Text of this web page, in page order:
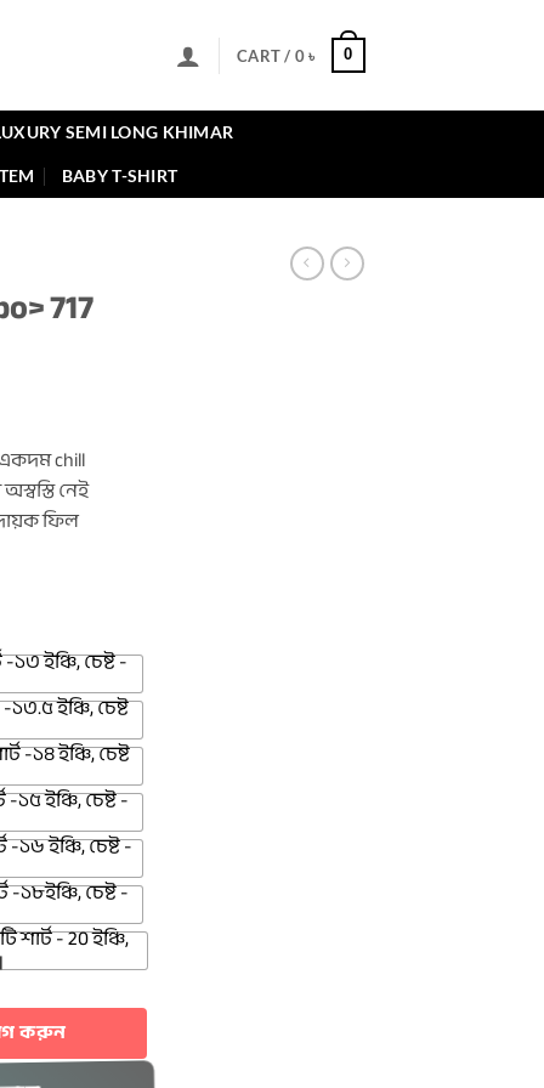
CART / 0৳ 0
SEMI LONG KHIMAR
BABY T-SHIRT
717
chill
নেই
ফিল
-১৩ ইঞ্চি, চেষ্ট -
১৩.৫ ইঞ্চি, চেষ্ট
-১৪ ইঞ্চি, চেষ্ট
-১৫ ইঞ্চি, চেষ্ট -
-১৬ ইঞ্চি, চেষ্ট -
-১৮ইঞ্চি, চেষ্ট -
শার্ট - 20 ইঞ্চি,
করুন